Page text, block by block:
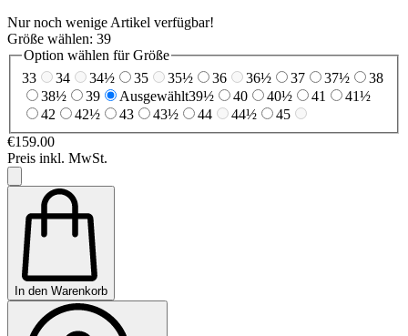
Nur noch wenige Artikel verfügbar!
Größe wählen: 39
Option wählen für Größe
33
34 34½ 35 35½ 36 36½ 37 37½
38
38½
39 Ausgewählt39½ 40 40½ 41
41½
42
42½ 43 43½ 44 44½
45
€159.00
Preis inkl. MwSt.
In den Warenkorb